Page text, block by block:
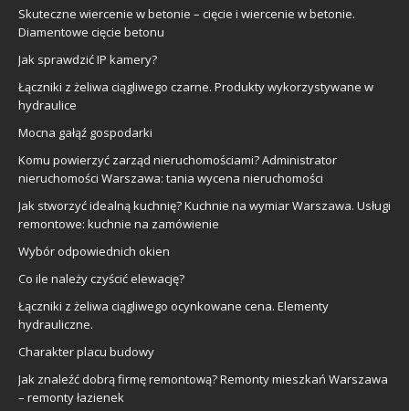
Skuteczne wiercenie w betonie – cięcie i wiercenie w betonie.
Diamentowe cięcie betonu
Jak sprawdzić IP kamery?
Łączniki z żeliwa ciągliwego czarne. Produkty wykorzystywane w
hydraulice
Mocna gałąź gospodarki
Komu powierzyć zarząd nieruchomościami? Administrator
nieruchomości Warszawa: tania wycena nieruchomości
Jak stworzyć idealną kuchnię? Kuchnie na wymiar Warszawa. Usługi
remontowe: kuchnie na zamówienie
Wybór odpowiednich okien
Co ile należy czyścić elewację?
Łączniki z żeliwa ciągliwego ocynkowane cena. Elementy
hydrauliczne.
Charakter placu budowy
Jak znaleźć dobrą firmę remontową? Remonty mieszkań Warszawa
– remonty łazienek